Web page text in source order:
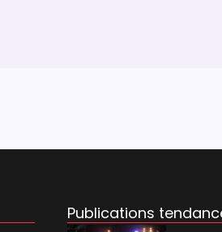
Publications